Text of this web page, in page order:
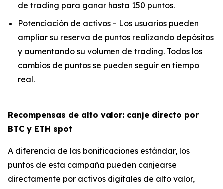
de trading para ganar hasta 150 puntos.
Potenciación de activos – Los usuarios pueden
ampliar su reserva de puntos realizando depósitos
y aumentando su volumen de trading. Todos los
cambios de puntos se pueden seguir en tiempo
real.
Recompensas de alto valor: canje directo por
BTC y ETH spot
A diferencia de las bonificaciones estándar, los
puntos de esta campaña pueden canjearse
directamente por activos digitales de alto valor,